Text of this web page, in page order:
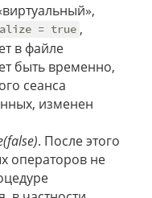
= true ,
в файле
быть временно,
сеанса
изменен
. После этого
операторов не